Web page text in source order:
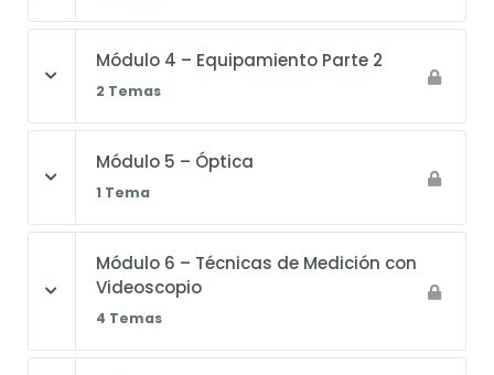
Módulo 4 – Equipamiento Parte 2
2 Temas
Módulo 5 – Óptica
1 Tema
Módulo 6 – Técnicas de Medición con
Videoscopio
4 Temas